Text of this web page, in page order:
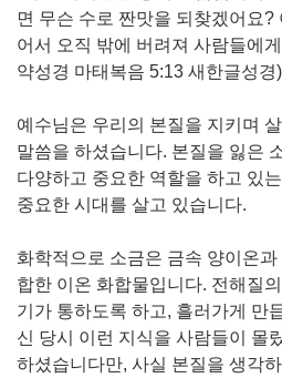
면 무슨 수로 짠맛을 되찾겠어요?
어서 오직 밖에 버려져 사람들에
약성경 마태복음 5:13 새한글성경)
예수님은 우리의 본질을 지키며
말씀을 하셨습니다. 본질을 잃은
다양하고 중요한 역할을 하고 있
중요한 시대를 살고 있습니다.
화학적으로 소금은 금속 양이온
합한 이온 화합물입니다. 전해질
기가 통하도록 하고, 흘러가게 만
신 당시 이런 지식을 사람들이 몰
하셨습니다만, 사실 본질을 생각